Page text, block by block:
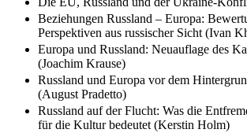
Beziehungen Russland – Europa:
Perspektiven aus russischer Sicht (Ivan
Europa und Russland: Neuauflage des
(Joachim Krause)
Russland und Europa vor dem
(August Pradetto)
Russland auf der Flucht: Was die
für die Kultur bedeutet (Kerstin Holm)